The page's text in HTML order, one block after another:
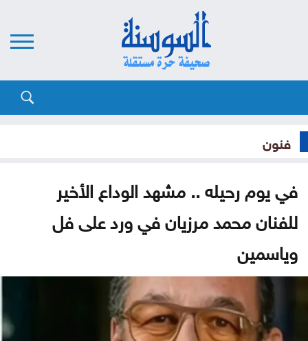
فنون
في يوم رحيله .. مشهد الوداع الأخير
للفنان محمد مرزيان في ورد على فل
وياسمين